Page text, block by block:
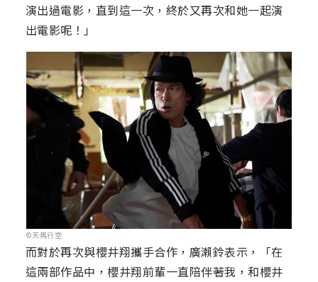
演出過電影，直到這一次，終於又再次和她一起演
出電影呢！」
©天馬行空
而對於再次與櫻井翔攜手合作，廣瀨鈴表示，「在
這兩部作品中，櫻井翔前輩一直陪伴著我，和櫻井